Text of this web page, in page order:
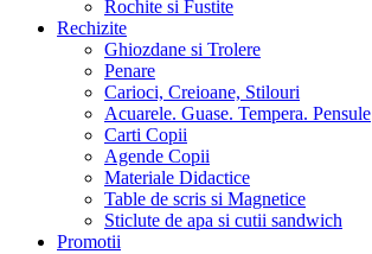
Rochite si Fustite
Rechizite
Ghiozdane si Trolere
Penare
Carioci, Creioane, Stilouri
Acuarele. Guase. Tempera. Pensule
Carti Copii
Agende Copii
Materiale Didactice
Table de scris si Magnetice
Sticlute de apa si cutii sandwich
Promotii